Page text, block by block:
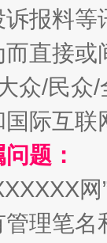
规模
报料
直接
众/民
际互
题：
理笔